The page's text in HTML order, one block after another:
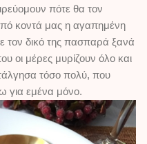
πότε θα τον
κοντά μας η αγαπημένη
τον δικό της πασπαρά ξανά
οι μέρες μυρίζουν όλο και
τόσο πολύ, που
για εμένα μόνο.